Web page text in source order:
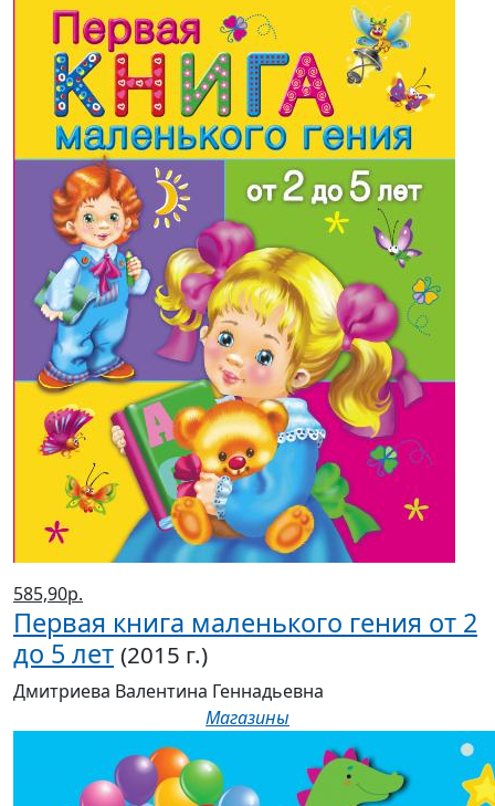
585,90р.
Первая книга маленького гения от 2
до 5 лет (2015 г.)
Дмитриева Валентина Геннадьевна
Магазины